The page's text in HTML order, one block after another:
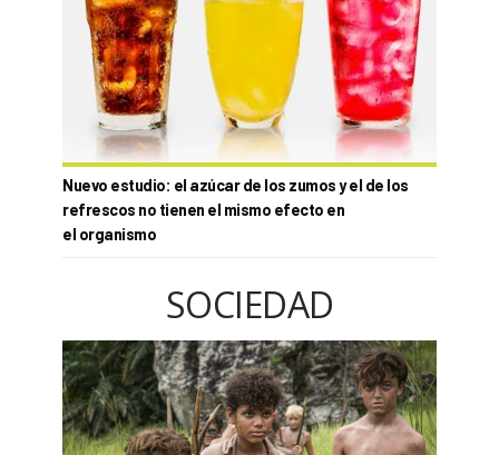
Nuevo estudio: el azúcar de los zumos y el de los
refrescos no tienen el mismo efecto en
el organismo
SOCIEDAD